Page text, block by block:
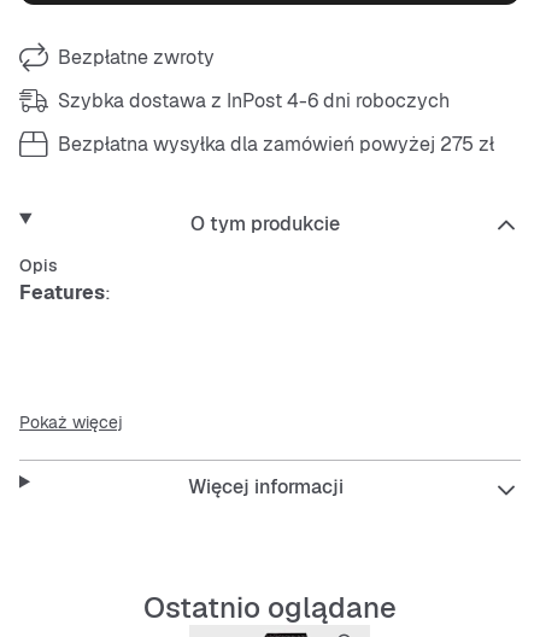
Bezpłatne zwroty
Szybka dostawa z InPost 4-6 dni roboczych
Bezpłatna wysyłka dla zamówień powyżej 275 zł
O tym produkcie
Opis
Features:
Podświetlenie Illuminator
Stoper: 1/100 sekundy – 1 godzina
Klasyfikacja wodoodporności (WR) według ISO
Pokaż więcej
Więcej informacji
Ostatnio oglądane